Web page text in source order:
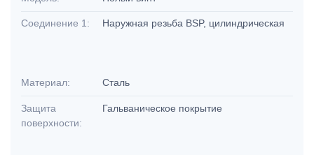
Соединение 1: Наружная резьба BSP, цилиндрическая
Материал: Сталь
Защита
поверхности:
Гальваническое покрытие